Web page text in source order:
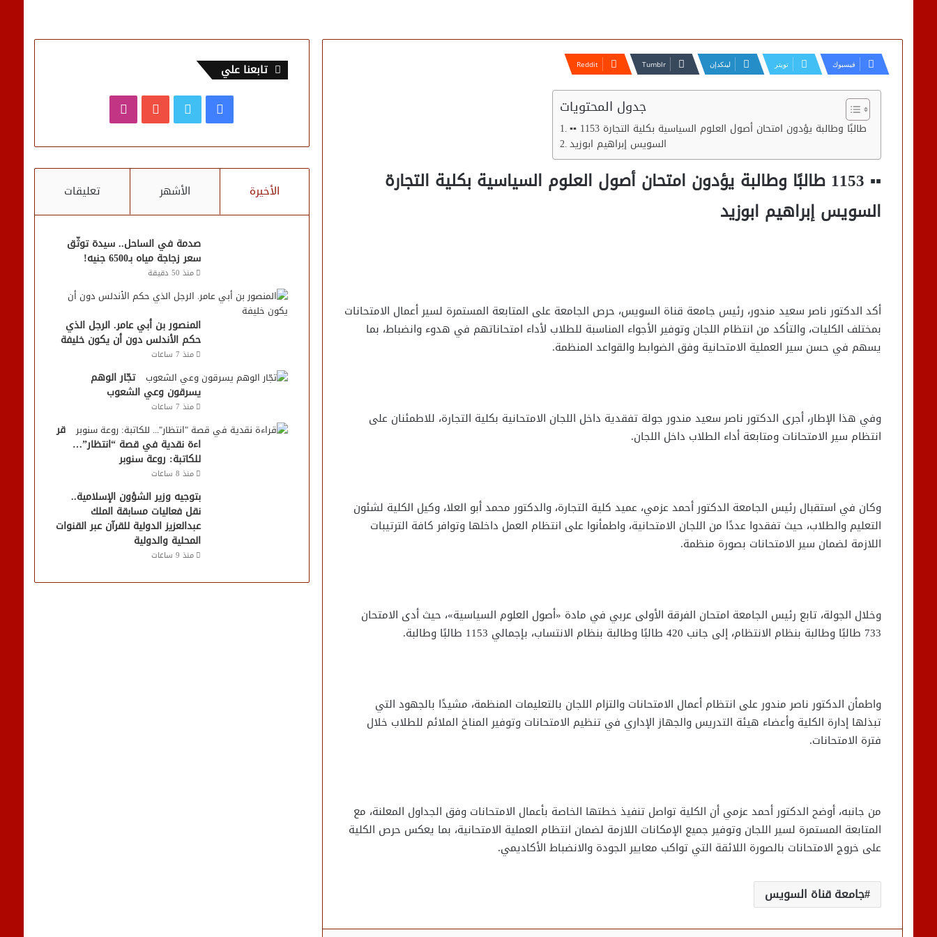
فيسبوك تويتر لينكدإن
جدول المحتويات
▪︎▪︎ 1153 طالبًا وطالبة يؤدون امتحان أصول العلوم السياسية بكلية التجارة
السويس إبراهيم ابوزيد
▪︎▪︎ 1153 طالبًا وطالبة يؤدون امتحان أصول العلوم السياسية بكلية التجارة
السويس إبراهيم ابوزيد
أكد الدكتور ناصر سعيد مندور، رئيس جامعة قناة السويس، حرص الجامعة على المتابعة المستمرة لسير أعمال الامتحانات
بمختلف الكليات، والتأكد من انتظام اللجان وتوفير الأجواء المناسبة للطلاب لأداء امتحاناتهم في هدوء وانضباط، بما
يسهم في حسن سير العملية الامتحانية وفق الضوابط والقواعد المنظمة.
وفي هذا الإطار، أجرى الدكتور ناصر سعيد مندور جولة تفقدية داخل اللجان الامتحانية بكلية التجارة، للاطمئنان على
انتظام سير الامتحانات ومتابعة أداء الطلاب داخل اللجان.
وكان في استقبال رئيس الجامعة الدكتور أحمد عزمي، عميد كلية التجارة، والدكتور محمد أبو العلا، وكيل الكلية لشئون
التعليم والطلاب، حيث تفقدوا عددًا من اللجان الامتحانية، واطمأنوا على انتظام العمل داخلها وتوافر كافة الترتيبات
اللازمة لضمان سير الامتحانات بصورة منظمة.
وخلال الجولة، تابع رئيس الجامعة امتحان الفرقة الأولى عربي في مادة «أصول العلوم السياسية»، حيث أدى الامتحان
733 طالبًا وطالبة بنظام الانتظام، إلى جانب 420 طالبًا وطالبة بنظام الانتساب، بإجمالي 1153 طالبًا وطالبة.
واطمأن الدكتور ناصر مندور على انتظام أعمال الامتحانات والتزام اللجان بالتعليمات المنظمة، مشيدًا بالجهود التي
تبذلها إدارة الكلية وأعضاء هيئة التدريس والجهاز الإداري في تنظيم الامتحانات وتوفير المناخ الملائم للطلاب خلال
فترة الامتحانات.
من جانبه، أوضح الدكتور أحمد عزمي أن الكلية تواصل تنفيذ خطتها الخاصة بأعمال الامتحانات وفق الجداول المعلنة، مع
المتابعة المستمرة لسير اللجان وتوفير جميع الإمكانات اللازمة لضمان انتظام العملية الامتحانية، بما يعكس حرص الكلية
على خروج الامتحانات بالصورة اللائقة التي تواكب معايير الجودة والانضباط الأكاديمي.
جامعة قناة السويس
تابعنا علي
فيسبوك يوتيوب
الأخيرة الأشهر تعليقات
صدمة في الساحل.. سيدة توثّق
سعر زجاجة مياه بـ6500 جنيه!
منذ 50 دقيقة
المنصور بن أبي عامر. الرجل الذي
حكم الأندلس دون أن يكون خليفة
منذ 7 ساعات
تجّار الوهم
يسرقون وعي الشعوب
منذ 7 ساعات
قر
اءة نقدية في قصة “انتظار”…
للكاتبة: روعة سنوبر
منذ 8 ساعات
بتوجيه وزير الشؤون الإسلامية..
نقل فعاليات مسابقة الملك
عبدالعزيز الدولية للقرآن عبر القنوات
المحلية والدولية
منذ 9 ساعات